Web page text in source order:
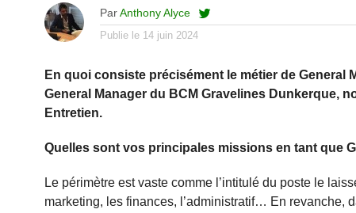
ParAnthony Alyce
Publie le 14 juin 2024
En quoi consiste précisément le métier de General
General Manager du BCM Gravelines Dunkerque,
Entretien.
Quelles sont vos principales missions en tant que
Le périmètre est vaste comme l’intitulé du poste le
marketing, les finances, l’administratif… En revanche,